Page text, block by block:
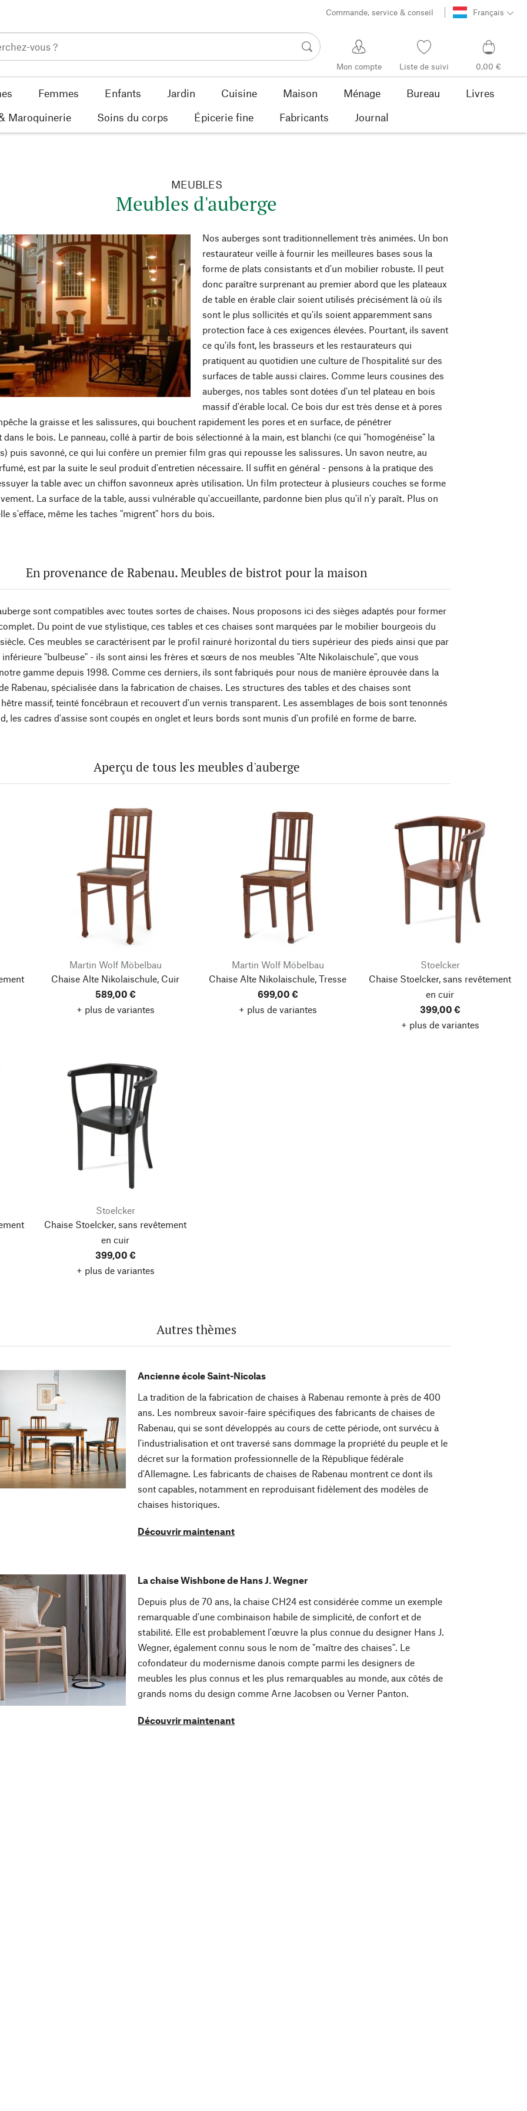
Commande, service & conseil Français
Mon compte Liste de suivi 0,00 €
Femmes Enfants Jardin Cuisine Maison Ménage Bureau
Livres
Maroquinerie
Soins du corps Épicerie fine Fabricants Journal
MEUBLES
Meubles d'auberge
Nos auberges sont traditionnellement très animées. Un bon
restaurateur veille à fournir les meilleures bases sous la
forme de plats consistants et d'un mobilier robuste. Il peut
donc paraître surprenant au premier abord que les plateaux
de table en érable clair soient utilisés précisément là où ils
sont le plus sollicités et qu'ils soient apparemment sans
protection face à ces exigences élevées. Pourtant, ils savent
ce qu'ils font, les brasseurs et les restaurateurs qui
pratiquent au quotidien une culture de l'hospitalité sur des
surfaces de table aussi claires. Comme leurs cousines des
auberges, nos tables sont dotées d'un tel plateau en bois
massif d'érable local. Ce bois dur est très dense et à pores
la graisse et les salissures, qui bouchent rapidement les pores et en surface, de pénétrer
le bois. Le panneau, collé à partir de bois sélectionné à la main, est blanchi (ce qui "homogénéise" la
puis savonné, ce qui lui confère un premier film gras qui repousse les salissures. Un savon neutre, au
est par la suite le seul produit d'entretien nécessaire. Il suffit en général - pensons à la pratique des
la table avec un chiffon savonneux après utilisation. Un film protecteur à plusieurs couches se forme
La surface de la table, aussi vulnérable qu'accueillante, pardonne bien plus qu'il n'y paraît. Plus on
s'efface, même les taches "migrent" hors du bois.
En provenance de Rabenau. Meubles de bistrot pour la maison
sont compatibles avec toutes sortes de chaises. Nous proposons ici des sièges adaptés pour former
Du point de vue stylistique, ces tables et ces chaises sont marquées par le mobilier bourgeois du
Ces meubles se caractérisent par le profil rainuré horizontal du tiers supérieur des pieds ainsi que par
"bulbeuse" - ils sont ainsi les frères et sœurs de nos meubles "Alte Nikolaischule", que vous
gamme depuis 1998. Comme ces derniers, ils sont fabriqués pour nous de manière éprouvée dans la
Rabenau, spécialisée dans la fabrication de chaises. Les structures des tables et des chaises sont
massif, teinté foncébraun et recouvert d'un vernis transparent. Les assemblages de bois sont tenonnés
les cadres d'assise sont coupés en onglet et leurs bords sont munis d'un profilé en forme de barre.
Aperçu de tous les meubles d'auberge
Martin Wolf Möbelbau
Chaise Alte Nikolaischule, Cuir
589,00 €
+ plus de variantes
Martin Wolf Möbelbau
Chaise Alte Nikolaischule, Tresse
699,00 €
+ plus de variantes
Stoelcker
Chaise Stoelcker, sans revêtement
en cuir
399,00 €
+ plus de variantes
Stoelcker
Chaise Stoelcker, sans revêtement
en cuir
399,00 €
+ plus de variantes
Autres thèmes
Ancienne école Saint-Nicolas
La tradition de la fabrication de chaises à Rabenau remonte à près de 400
ans. Les nombreux savoir-faire spécifiques des fabricants de chaises de
Rabenau, qui se sont développés au cours de cette période, ont survécu à
l'industrialisation et ont traversé sans dommage la propriété du peuple et le
décret sur la formation professionnelle de la République fédérale
d'Allemagne. Les fabricants de chaises de Rabenau montrent ce dont ils
sont capables, notamment en reproduisant fidèlement des modèles de
chaises historiques.
Découvrir maintenant
La chaise Wishbone de Hans J. Wegner
Depuis plus de 70 ans, la chaise CH24 est considérée comme un exemple
remarquable d'une combinaison habile de simplicité, de confort et de
stabilité. Elle est probablement l'œuvre la plus connue du designer Hans J.
Wegner, également connu sous le nom de "maître des chaises". Le
cofondateur du modernisme danois compte parmi les designers de
meubles les plus connus et les plus remarquables au monde, aux côtés de
grands noms du design comme Arne Jacobsen ou Verner Panton.
Découvrir maintenant